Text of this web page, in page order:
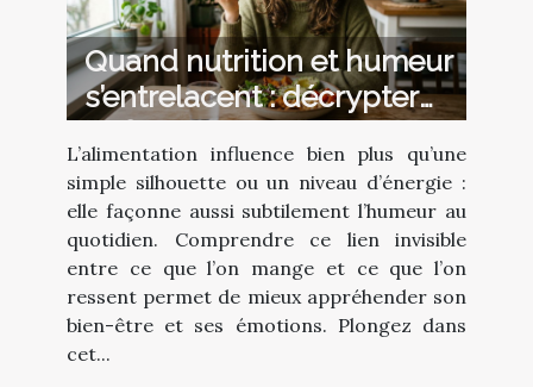
Quand nutrition et humeur
s’entrelacent : décrypter
l’influence invisible
L’alimentation influence bien plus qu’une
simple silhouette ou un niveau d’énergie :
elle façonne aussi subtilement l’humeur au
quotidien. Comprendre ce lien invisible
entre ce que l’on mange et ce que l’on
ressent permet de mieux appréhender son
bien-être et ses émotions. Plongez dans
cet...